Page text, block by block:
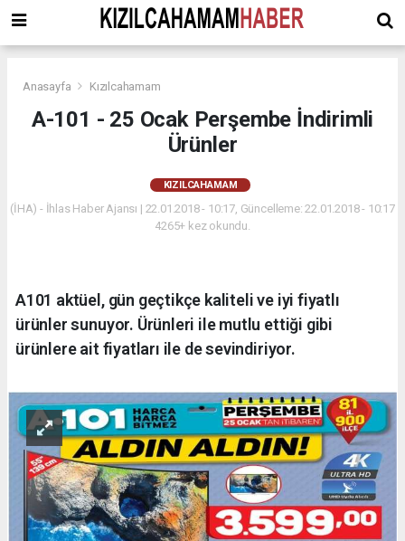
Anasayfa Kızılcahamam
A-101 - 25 Ocak Perşembe İndirimli
Ürünler
KIZILCAHAMAM
(İHA) - İhlas Haber Ajansı | 22.01.2018 - 10:17, Güncelleme: 22.01.2018 - 10:17
4265+ kez okundu.
A101 aktüel, gün geçtikçe kaliteli ve iyi fiyatlı
ürünler sunuyor. Ürünleri ile mutlu ettiği gibi
ürünlere ait fiyatları ile de sevindiriyor.